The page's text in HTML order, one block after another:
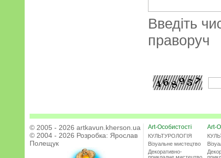
Введіть
праворуч
© 2005 - 2026 artkavun.kherson.ua
© 2004 - 2026 Розробка: Ярослав
Полещук
Art-Особистості
КУЛЬТУРОЛОГІЯ
Візуальне мистецтво
Декоративно-
Art-